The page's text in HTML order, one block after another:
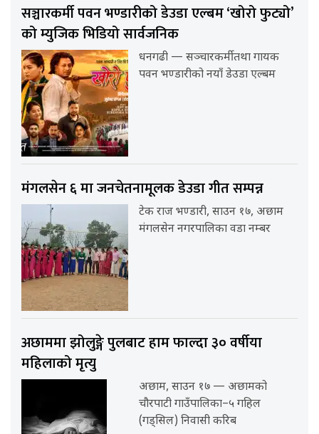
सञ्चारकर्मी पवन भण्डारीको डेउडा एल्बम ‘खोरो फुट्यो’
को म्युजिक भिडियो सार्वजनिक
धनगढी — सञ्चारकर्मी तथा गायक
पवन भण्डारीको नयाँ डेउडा एल्बम
मंगलसेन ६ मा जनचेतनामूलक डेउडा गीत सम्पन्न
टेक राज भण्डारी, साउन १७, अछाम
मंगलसेन नगरपालिका वडा नम्बर
अछाममा झोलुङ्गे पुलबाट हाम फाल्दा ३० वर्षीया
महिलाको मृत्यु
अछाम, साउन १७ — अछामको
चौरपाटी गाउँपालिका–५ गहिल
(गड्सिल) निवासी करिब